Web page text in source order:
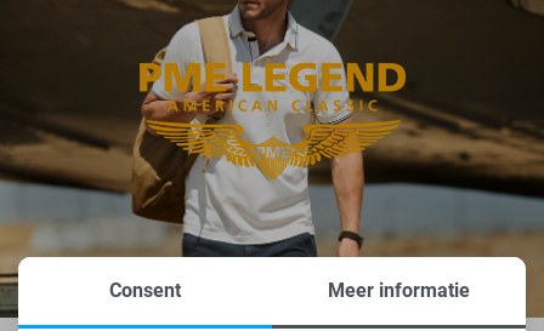
Consent Meer informatie